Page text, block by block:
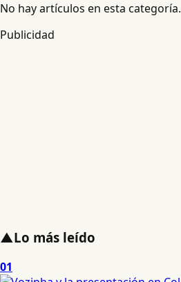
No hay artículos en esta categoría.
Publicidad
▲Lo más leído
01